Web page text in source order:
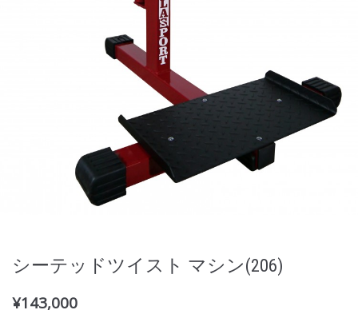
シーテッドツイスト マシン(206)
¥143,000